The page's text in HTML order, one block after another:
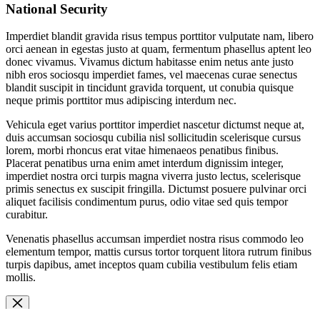
National Security
Imperdiet blandit gravida risus tempus porttitor vulputate nam, libero
orci aenean in egestas justo at quam, fermentum phasellus aptent leo
donec vivamus. Vivamus dictum habitasse enim netus ante justo
nibh eros sociosqu imperdiet fames, vel maecenas curae senectus
blandit suscipit in tincidunt gravida torquent, ut conubia quisque
neque primis porttitor mus adipiscing interdum nec.
Vehicula eget varius porttitor imperdiet nascetur dictumst neque at,
duis accumsan sociosqu cubilia nisl sollicitudin scelerisque cursus
lorem, morbi rhoncus erat vitae himenaeos penatibus finibus.
Placerat penatibus urna enim amet interdum dignissim integer,
imperdiet nostra orci turpis magna viverra justo lectus, scelerisque
primis senectus ex suscipit fringilla. Dictumst posuere pulvinar orci
aliquet facilisis condimentum purus, odio vitae sed quis tempor
curabitur.
Venenatis phasellus accumsan imperdiet nostra risus commodo leo
elementum tempor, mattis cursus tortor torquent litora rutrum finibus
turpis dapibus, amet inceptos quam cubilia vestibulum felis etiam
mollis.